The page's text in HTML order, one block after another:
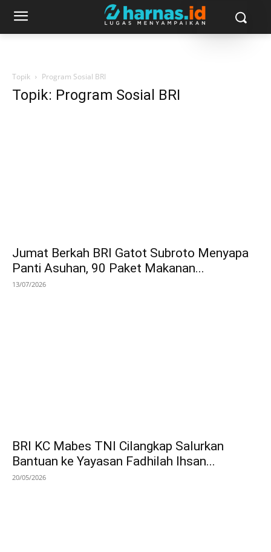
Topik Program Sosial BRI
Topik: Program Sosial BRI
Jumat Berkah BRI Gatot Subroto Menyapa
Panti Asuhan, 90 Paket Makanan...
13/07/2026
BRI KC Mabes TNI Cilangkap Salurkan
Bantuan ke Yayasan Fadhilah Ihsan...
20/05/2026